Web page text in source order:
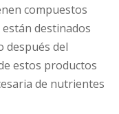
compuestos
destinados
después del
estos productos
de nutrientes